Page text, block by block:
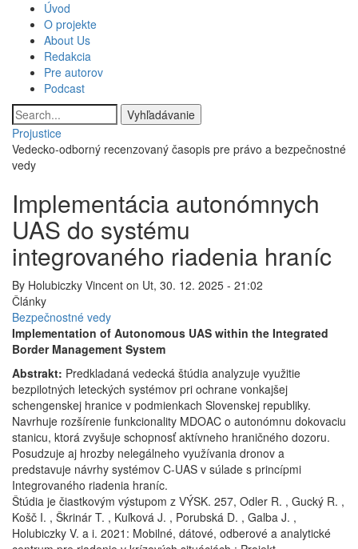
hlavný
obsah
Main
navigation
Úvod
O projekte
About Us
Redakcia
Pre autorov
Podcast
Vyhľadávanie
Projustice
Vedecko-odborný recenzovaný časopis pre právo a bezpečnostné
vedy
Implementácia autonómnych
UAS do systému
integrovaného riadenia hraníc
By Holubiczky Vincent on Ut, 30. 12. 2025 - 21:02
Články
Bezpečnostné vedy
Implementation of Autonomous UAS within the Integrated
Border Management System
Abstrakt: Predkladaná vedecká štúdia analyzuje využitie
bezpilotných leteckých systémov pri ochrane vonkajšej
schengenskej hranice v podmienkach Slovenskej republiky.
Navrhuje rozšírenie funkcionality MDOAC o autonómnu dokovaciu
stanicu, ktorá zvyšuje schopnosť aktívneho hraničného dozoru.
Posudzuje aj hrozby nelegálneho využívania dronov a
predstavuje návrhy systémov C-UAS v súlade s princípmi
Integrovaného riadenia hraníc.
Štúdia je čiastkovým výstupom z VÝSK. 257, Odler R. , Gucký R. ,
Košč I. , Škrinár T. , Kuľková J. , Porubská D. , Galba J. ,
Holubiczky V. a i. 2021: Mobilné, dátové, odberové a analytické